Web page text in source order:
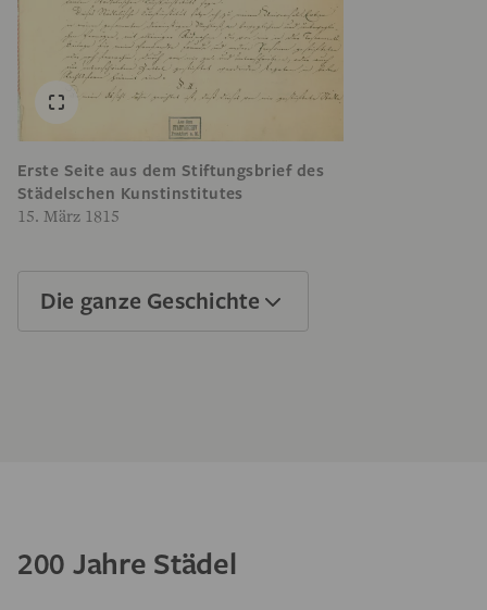
Erste Seite aus dem Stiftungsbrief des
Städelschen Kunstinstitutes
15. März 1815
Die ganze Geschichte
200 Jahre Städel